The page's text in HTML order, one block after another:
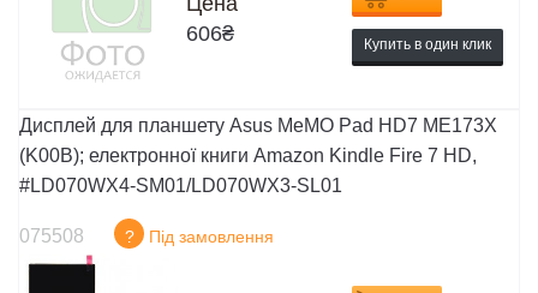
606₴ Купить в один клик
Дисплей для планшету Asus MeMO Pad HD7 ME173X
(K00B); електронної книги Amazon Kindle Fire 7 HD,
#LD070WX4-SM01/LD070WX3-SL01
075508 ? Під замовлення